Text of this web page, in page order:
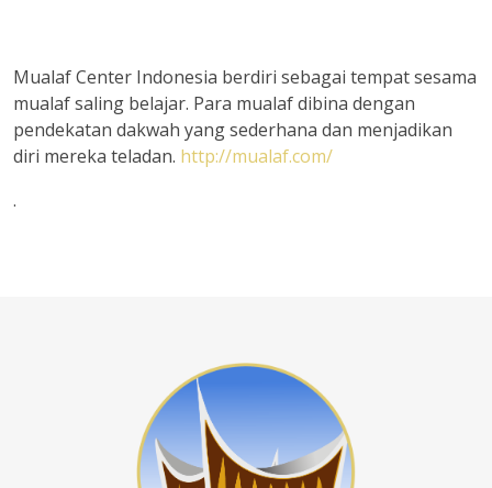
Mualaf Center Indonesia berdiri sebagai tempat sesama
mualaf saling belajar. Para mualaf dibina dengan
pendekatan dakwah yang sederhana dan menjadikan
diri mereka teladan. http://mualaf.com/
.